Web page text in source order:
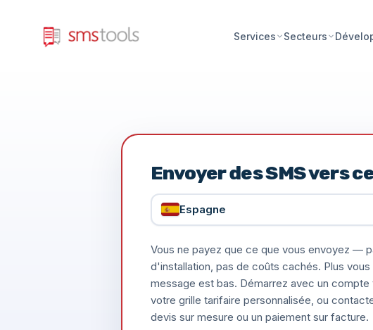
Services Secteurs
Envoyer des SMS vers
Espagne
Vous ne payez que ce que vous envoyez —
d'installation, pas de coûts cachés. Plus
message est bas. Démarrez avec un
votre grille tarifaire personnalisée, ou
devis sur mesure ou un paiement sur facture.